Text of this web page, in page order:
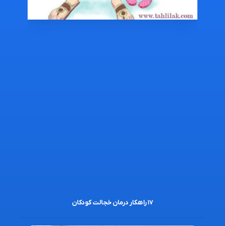
۱۷ راهکار درمان خجالت کودکان